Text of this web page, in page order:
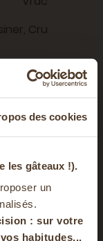
des cookies
les gâteaux !).
un
: sur votre
habitudes...
Cru